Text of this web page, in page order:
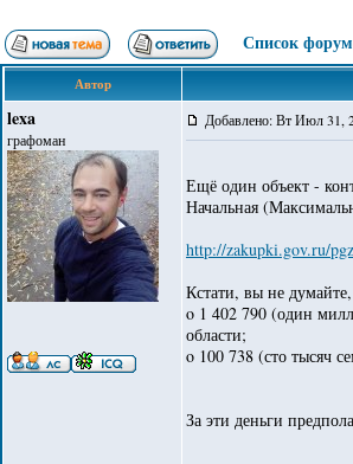
Список
Автор
lexa
графоман
Добавлено: Вт Июл 31,
Ещё один объект -
Начальная
http://zakupki.gov.ru/
Кстати, вы не
o 1 402 790 (один
области;
o 100 738 (сто тысяч
За эти деньги